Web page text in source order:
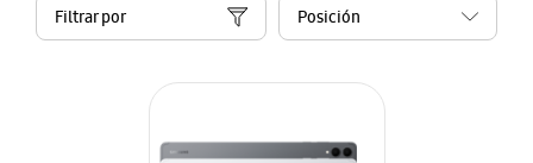
Filtrar por